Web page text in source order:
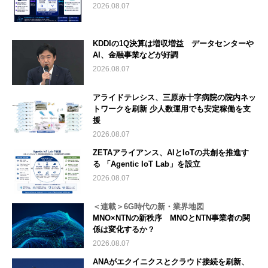
2026.08.07
KDDIの1Q決算は増収増益 データセンターや
AI、金融事業などが好調
2026.08.07
アライドテレシス、三原赤十字病院の院内ネッ
トワークを刷新 少人数運用でも安定稼働を支
援
2026.08.07
ZETAアライアンス、AIとIoTの共創を推進す
る 「Agentic IoT Lab」を設立
2026.08.07
＜連載＞6G時代の新・業界地図
MNO×NTNの新秩序 MNOとNTN事業者の関
係は変化するか？
2026.08.07
ANAがエクイニクスとクラウド接続を刷新、